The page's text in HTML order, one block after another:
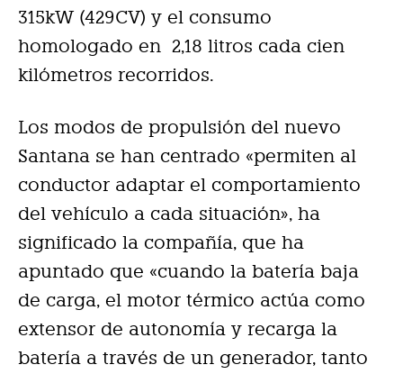
315kW (429CV) y el consumo
homologado en 2,18 litros cada cien
kilómetros recorridos.
Los modos de propulsión del nuevo
Santana se han centrado «permiten al
conductor adaptar el comportamiento
del vehículo a cada situación», ha
significado la compañía, que ha
apuntado que «cuando la batería baja
de carga, el motor térmico actúa como
extensor de autonomía y recarga la
batería a través de un generador, tanto